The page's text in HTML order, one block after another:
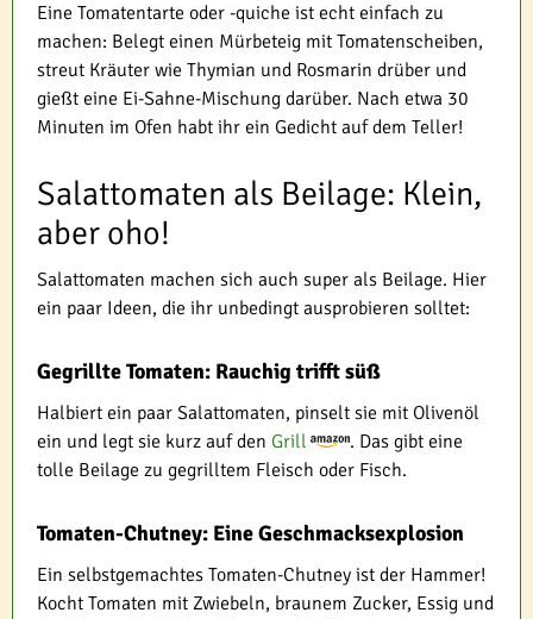
Eine Tomatentarte oder -quiche ist echt einfach zu
machen: Belegt einen Mürbeteig mit Tomatenscheiben,
streut Kräuter wie Thymian und Rosmarin drüber und
gießt eine Ei-Sahne-Mischung darüber. Nach etwa 30
Minuten im Ofen habt ihr ein Gedicht auf dem Teller!
Salattomaten als Beilage: Klein,
aber oho!
Salattomaten machen sich auch super als Beilage. Hier
ein paar Ideen, die ihr unbedingt ausprobieren solltet:
Gegrillte Tomaten: Rauchig trifft süß
Halbiert ein paar Salattomaten, pinselt sie mit Olivenöl
ein und legt sie kurz auf den Grill
. Das gibt eine
tolle Beilage zu gegrilltem Fleisch oder Fisch.
Tomaten-Chutney: Eine Geschmacksexplosion
Ein selbstgemachtes Tomaten-Chutney ist der Hammer!
Kocht Tomaten mit Zwiebeln, braunem Zucker, Essig und